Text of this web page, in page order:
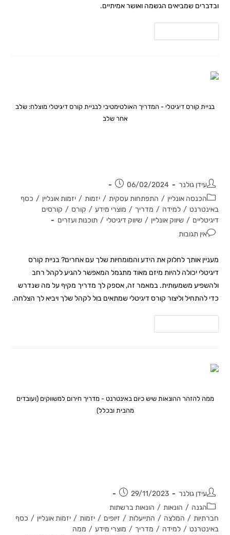
ובדברים שמביאים הגשמה ואושר אמיתיים.
בניית קורס דיגיטלי - המדריך האולטימטיבי לבניית קורס דיגיטלי מוצלח: שלב
אחר שלב
עידן גולנר
06/02/2024
הכנסה אונליין / התפתחות עסקית / יזמות / יזמות אונליין / כסף
באינטרנט / למידה / מדריך / מוצרי מידע / קורס / קורסים
דיגיטליים / שיווק אונליין / שיווק דיגיטלי / תוכנות ועזרים
אין תגובות
מעניין אותך לחלוק את הידע והמומחיות שלך עם אחרים? בניית קורס
דיגיטלי יכולה להיות מיזם מאוד מתגמל המאפשר להגיע לקהל רחב
ולהשפיע משמעותית. במאמר זה, אספק לך מדריך מקיף על מה שנדרש
כדי להתחיל וליצור קורס דיגיטלי שמתאים בול לקהל שלך ויביא לך הצלחה.
ממה להזהר ההונאות שיש כיום באינטרנט - מדריך חירום למשווקים (ועובדים
מהבית ובכלל)
עידן גולנר
29/11/2023
הגנה / הונאות / הונאות ברשתות
חברתיות / המלצה / התייעלות / זיופים / יזמות / יזמות אונליין / כסף
באינטרנט / למידה / מדריך / מוצרי מידע / ממה